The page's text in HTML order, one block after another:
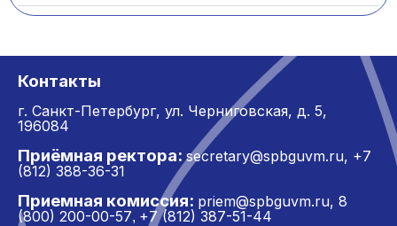
Контакты
г. Санкт-Петербург, ул. Черниговская, д. 5,
196084
Приёмная ректора: secretary@spbguvm.ru, +7
(812) 388-36-31
Приемная комиссия: priem@spbguvm.ru, 8
(800) 200-00-57, +7 (812) 387-51-44